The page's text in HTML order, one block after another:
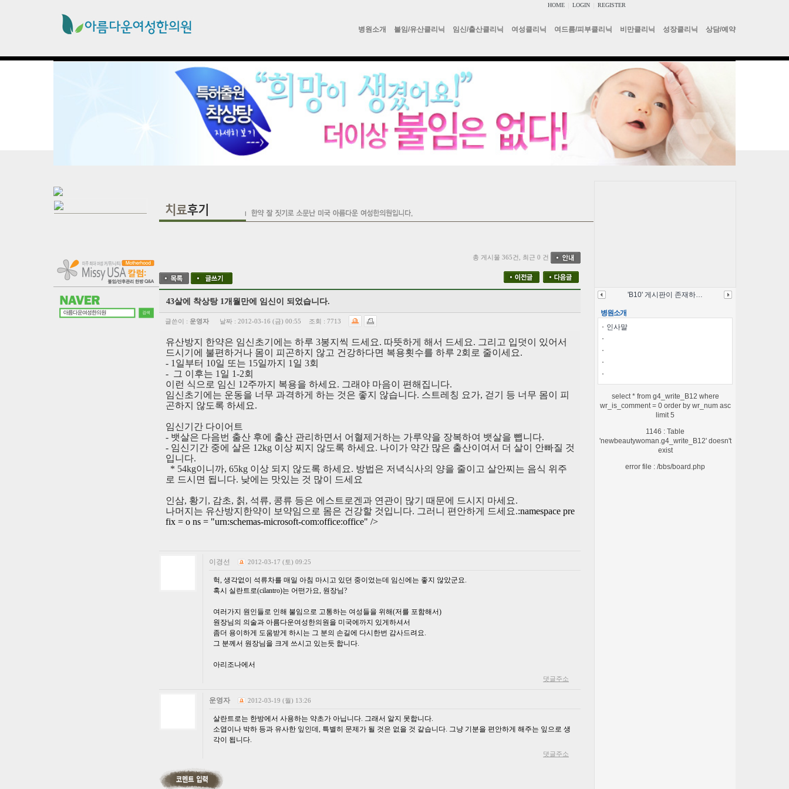
HOME LOGIN REGISTER
병원소개 불임/유산클리닉 임신/출산클리닉 여성클리닉 여드름/피부클리닉 비만클리닉 성장클리닉 상담/예약
총 게시물 365건, 최근 0 건
43살에 착상탕 1개월만에 임신이 되었습니다.
글쓴이 : 운영자 날짜 : 2012-03-16 (금) 00:55 조회 : 7713
유산방지 한약은 임신초기에는 하루 3봉지씩 드세요. 따뜻하게 해서 드세요. 그리고 입덧이 있어서
드시기에 불편하거나 몸이 피곤하지 않고 건강하다면 복용횟수를 하루 2회로 줄이세요.
- 1 일부터 10일 또는 15일까지 1 일 3회
- 그 이후는 1 일 1-2회
이런 식으로 임신 12주까지 복용을 하세요. 그래야 마음이 편해집니다.
임신초기에는 운동을 너무 과격하게 하는 것은 좋지 않습니다. 스트레칭 요가, 걷기 등 너무 몸이 피
곤하지 않도록 하세요.
임신기간 다이어트
- 뱃살은 다음번 출산 후에 출산 관리하면서 어혈제거하는 가루약을 장복하여 뱃살을 뺍니다.
- 임신기간 중에 살은 12kg 이상 찌지 않도록 하세요. 나이가 약간 많은 출산이여서 더 살이 안빠질 것
입니다.
* 54kg이니까, 65kg 이상 되지 않도록 하세요. 방법은 저녁식사의 양을 줄이고 살안찌는 음식 위주
로 드시면 됩니다. 낮에는 맛있는 것 많이 드세요
인삼, 황기 , 감초, 칡, 석류, 콩류 등은 에스트로겐과 연관이 많기 때문에 드시지 마세요.
나머지는 유산방지한약이 보약임으로 몸은 건강할 것입니다. 그러니 편안하게 드세요.:namespace pre
fix = o ns = "urn:schemas-microsoft-com:office:office" />
이경선 2012-03-17 (토) 09:25
헉, 생각없이 석류차를 매일 아침 마시고 있던 중이었는데 임신에는 좋지 않았군요.
혹시 실란트로(cilantro)는 어떤가요, 원장님?
여러가지 원인들로 인해 불임으로 고통하는 여성들을 위해(저를 포함해서)
원장님의 의술과 아름다운여성한의원을 미국에까지 있게하셔서
좀더 용이하게 도움받게 하시는 그 분의 손길에 다시한번 감사드려요.
그 분께서 원장님을 크게 쓰시고 있는듯 합니다.
아리조나에서
댓글주소
운영자 2012-03-19 (월) 13:26
살란트로는 한방에서 사용하는 약초가 아닙니다. 그래서 알지 못합니다.
소엽이나 박하 등과 유사한 잎인데, 특별히 문제가 될 것은 없을 것 같습니다. 그냥 기분을 편안하게 해주는 잎으로 생
각이 됩니다.
댓글주소
'B10' 게시판이 존재하…
병원소개
인사말
select * from g4_write_B12 where
wr_is_comment = 0 order by wr_num asc
limit 5
1146 : Table
'newbeautywoman.g4_write_B12' doesn't
exist
error file : /bbs/board.php